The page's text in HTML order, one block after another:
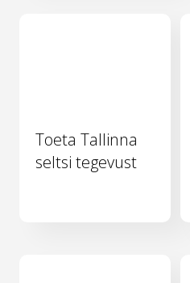
Toeta Tallinna
seltsi tegevust